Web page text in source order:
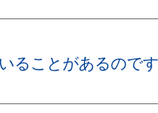
ることがあるので